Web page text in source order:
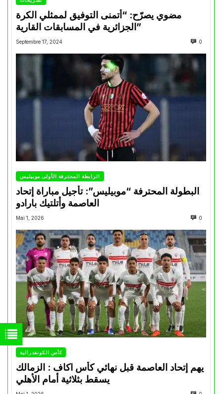
مضوي يصرّح: “أتمنى التوفيق لممثلي الكرة
الجزائرية في المسابقات القارية”
Septembre 17, 2024 0
الرابطة المحترفة الأولى موبيليس
البطولة المحترفة “موبيليس”: تأجيل مباراة إتحاد
العاصمة وأتلتيك بارادو
Mai 1, 2026 0
كأس الكونفدرالية
يهم إتحاد العاصمة قبل نهائي كأس اكاف : الزمالك